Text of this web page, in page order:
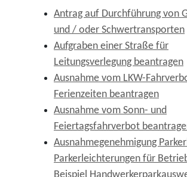
Antrag auf Durchführung von
und / oder Schwertransporten
Aufgraben einer Straße für
Leitungsverlegung beantragen
Ausnahme vom LKW-
Ferienzeiten beantragen
Ausnahme vom Sonn- und
Feiertagsfahrverbot
Ausnahmegenehmigung
Parkerleichterungen für